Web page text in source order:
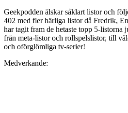
Geekpodden älskar såklart listor och
402 med fler härliga listor då Fredrik,
har tagit fram de hetaste topp 5-
från meta-listor och rollspelslistor, till
och oförglömliga tv-serier!
Medverkande: